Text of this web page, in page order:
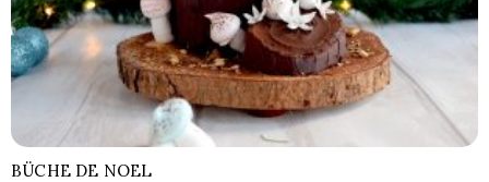
BÜCHE DE NOEL